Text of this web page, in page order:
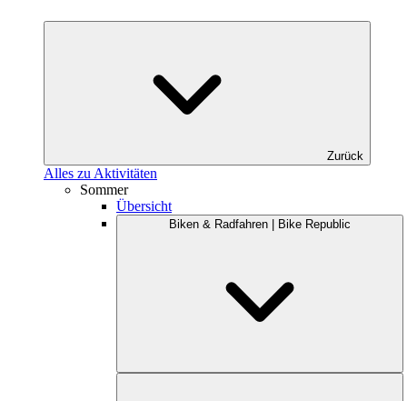
Zurück
Alles zu Aktivitäten
Sommer
Übersicht
Biken & Radfahren | Bike Republic